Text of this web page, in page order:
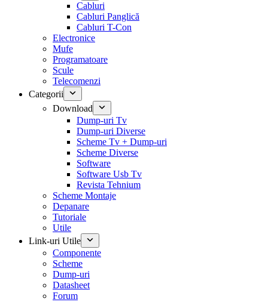
Cabluri
Cabluri Panglică
Cabluri T-Con
Electronice
Mufe
Programatoare
Scule
Telecomenzi
Categorii
Download
Dump-uri Tv
Dump-uri Diverse
Scheme Tv + Dump-uri
Scheme Diverse
Software
Software Usb Tv
Revista Tehnium
Scheme Montaje
Depanare
Tutoriale
Utile
Link-uri Utile
Componente
Scheme
Dump-uri
Datasheet
Forum